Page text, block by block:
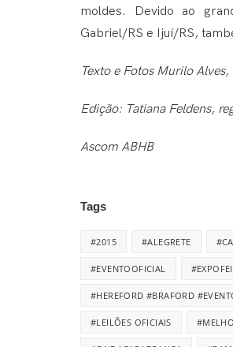
moldes. Devido ao
Gabriel/RS e Ijuí/RS,
Texto e Fotos Murilo
Edição: Tatiana Feldens,
Ascom ABHB
Tags
#2015 #ALEGRETE
#EVENTOOFICIAL
#HEREFORD #BRAFORD
#LEILÕES OFICIAIS